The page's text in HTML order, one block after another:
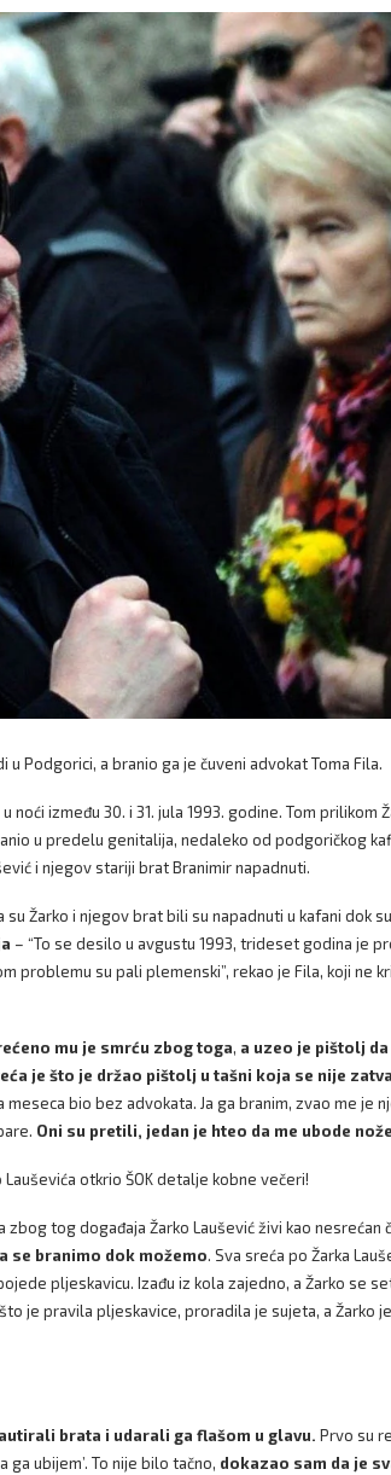
Podgorici, a branio ga je čuveni advokat Toma Fila.
između 30. i 31. jula 1993. godine. Tom prilikom
u predelu genitalija, nedaleko od podgoričkog
i njegov stariji brat Branimir napadnuti.
su Žarko i njegov brat bili su napadnuti u kafani dok su
– “To se desilo u avgustu 1993, trideset godina je
problemu su pali plemenski”, rekao je Fila, koji ne
mu je smrću zbog toga, a uzeo je pištolj da
je što je držao pištolj u tašni koja se nije
bio bez advokata. Ja ga branim, zvao me je
Oni su pretili, jedan je hteo da me ubode
Lauševića otkrio ŠOK detalje kobne večeri!
tog događaja Žarko Laušević živi kao nesrećan
se branimo dok možemo. Sva sreća po Žarka
pljeskavicu. Izađu iz kola zajedno, a Žarko se
je pravila pljeskavice, proradila je sujeta, a Žarko
brata i udarali ga flašom u glavu. Prvo su
ubijem’. To nije bilo tačno, dokazao sam da je